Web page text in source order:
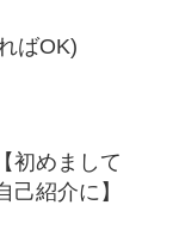
ばOK)
初めまして
紹介に】